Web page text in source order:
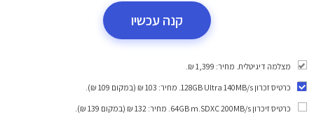
קנה עכשיו
מצלמה דיגיטלית. מחיר: 1,399 ₪.
כרטיס זכרון 128GB Ultra 140MB/s
. מחיר: 103 ₪ (במקום 109 ₪).
כרטיס זיכרון 64GB m.SDXC 200MB/s
. מחיר: 132 ₪ (במקום 139 ₪).